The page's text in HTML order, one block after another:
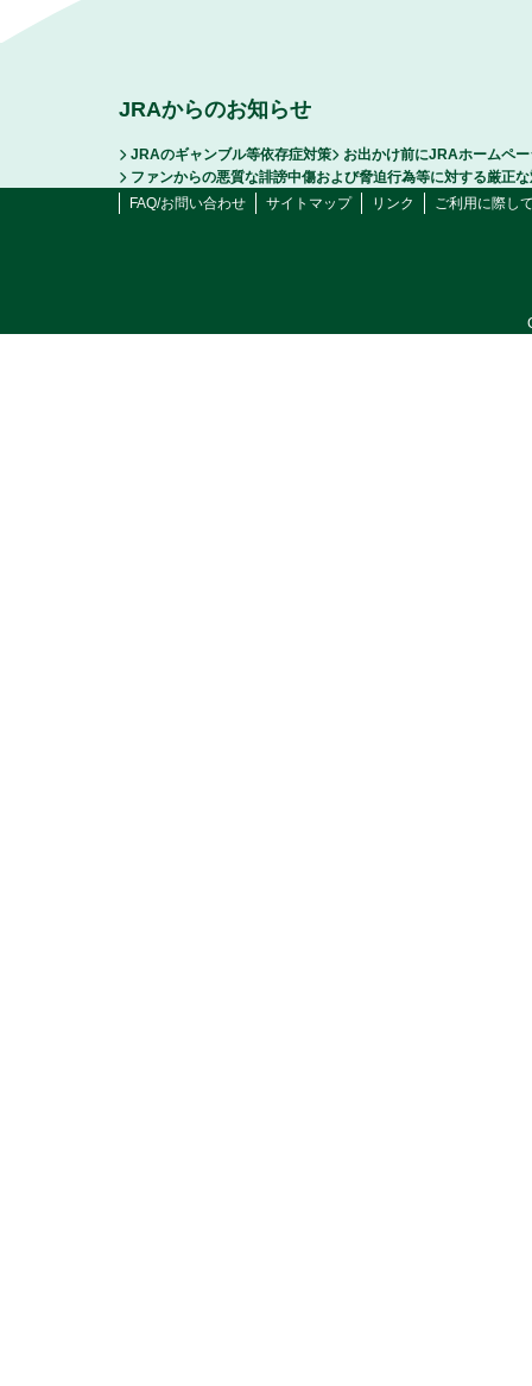
JRAからのお知らせ
JRAのギャンブル等依存症対策
お出かけ前にJRAホームペ
ファンからの悪質な誹謗中傷および脅迫行為等に対する厳正
FAQ/お問い合わせ
サイトマップ リンク ご利用に際し